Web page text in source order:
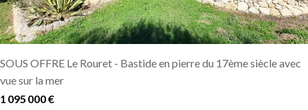
SOUS OFFRE Le Rouret - Bastide en pierre du 17ème siècle avec
vue sur la mer
1 095 000 €